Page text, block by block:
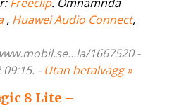
, Huawei Audio Connect,
1667520 -
- Utan betalvägg »
8 Lite –